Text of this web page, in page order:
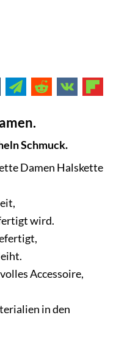
Schmuck.
Damen Halskette
wird.
Accessoire,
in den